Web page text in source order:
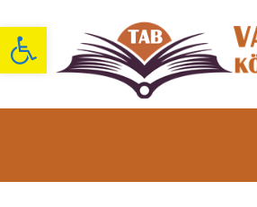
Eszköztár megnyitása